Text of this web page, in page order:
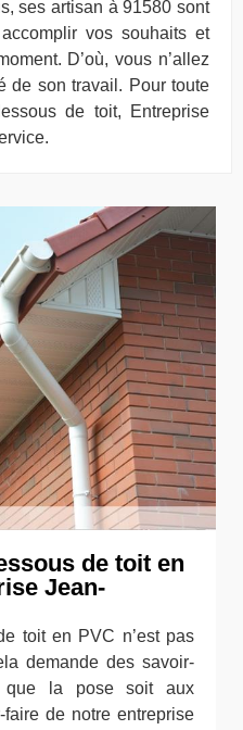
ses artisan à 91580 sont
vos souhaits et
D’où, vous n’allez
de son travail. Pour toute
de toit, Entreprise
de toit en
Jean-
toit en PVC n’est pas
demande des savoir-
que la pose soit aux
de notre entreprise